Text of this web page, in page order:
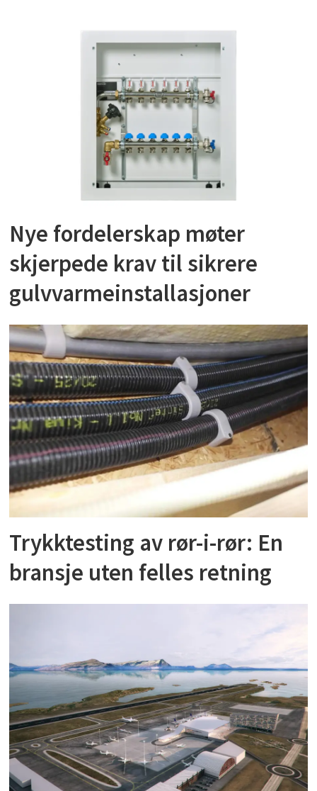
Nye fordelerskap møter
skjerpede krav til sikrere
gulvvarmeinstallasjoner
Trykktesting av rør-i-rør: En
bransje uten felles retning